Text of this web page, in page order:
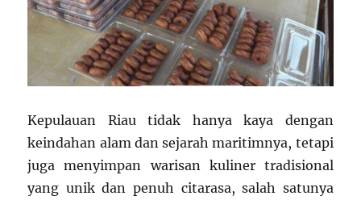
Kepulauan Riau tidak hanya kaya dengan
keindahan alam dan sejarah maritimnya, tetapi
juga menyimpan warisan kuliner tradisional
yang unik dan penuh citarasa, salah satunya